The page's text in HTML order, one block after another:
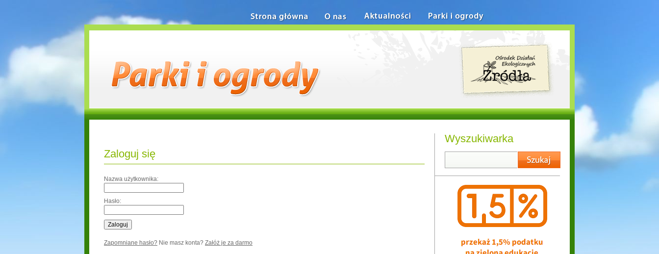
Zaloguj się
Nazwa użytkownika:
Hasło:
Zapomniane hasło? Nie masz konta? Załóż je za darmo
Wyszukiwarka
Strona główna O nas Aktualności Parki i ogrody